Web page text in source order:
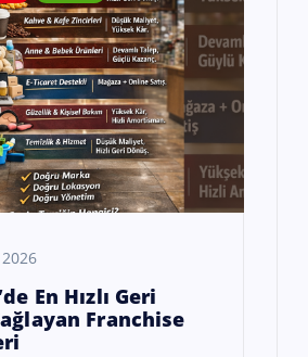
En Hızlı Geri
Franchise